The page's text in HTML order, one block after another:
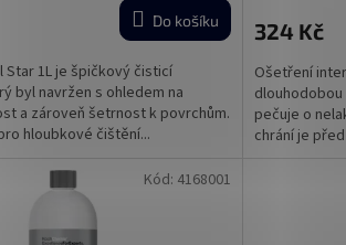
Do košíku
Star 1L je špičkový čisticí
byl navržen s ohledem na
a zároveň šetrnost k povrchům.
hloubkové čištění...
324 Kč
Ošetření
dlouhodobou
pečuje o
chrání je před
Kód: 4168001